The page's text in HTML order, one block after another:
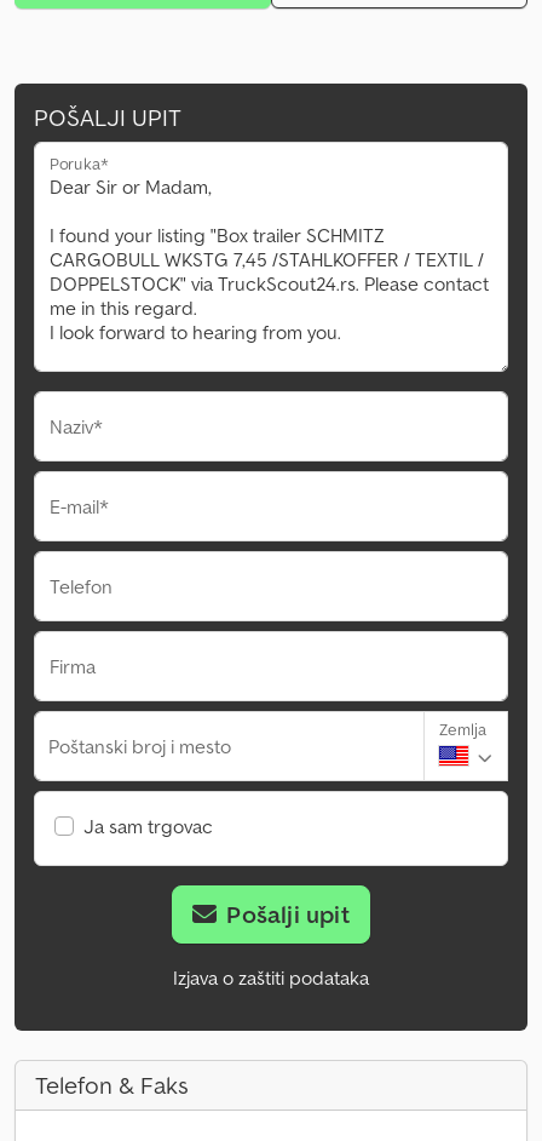
POŠALJI UPIT
Poruka*
Naziv*
E-mail*
Telefon
Firma
Poštanski broj i mesto
Zemlja
Ja sam trgovac
Pošalji upit
Izjava o zaštiti podataka
Telefon & Faks